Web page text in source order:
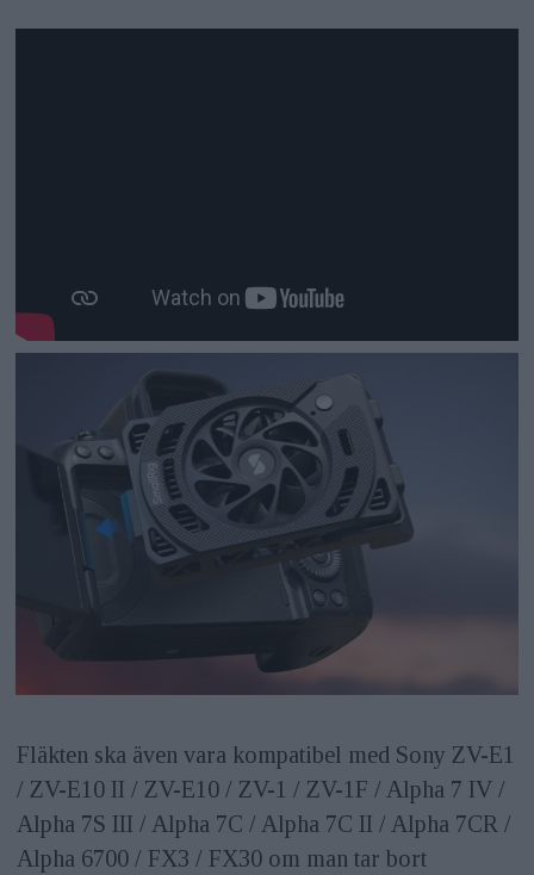
Fläkten ska även vara kompatibel med Sony ZV-E1
/ ZV-E10 II / ZV-E10 / ZV-1 / ZV-1F / Alpha 7 IV /
Alpha 7S III / Alpha 7C / Alpha 7C II / Alpha 7CR /
Alpha 6700 / FX3 / FX30 om man tar bort